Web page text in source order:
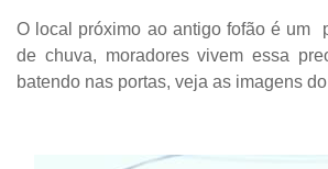
O local próximo ao antigo fofão é um
de chuva, moradores vivem essa
batendo nas portas, veja as imagens